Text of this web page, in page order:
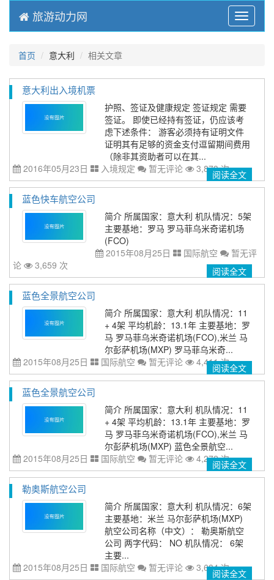
Menu
旅游动力网
首页 意大利 相关文章
意大利出入境机票
护照、签证及健康规定 签证规定 需要
签证。 即使已经持有签证，仍应该考
虑下述条件： 游客必须持有证明文件
证明其有足够的资金支付逗留期间费用
（除非其资助者可以在其...
2016年05月23日
入境规定 暂无评论 3,873 次阅读全文
蓝色快车航空公司
简介 所属国家：意大利 机队情况：5架
主要基地：罗马 罗马菲乌米奇诺机场
(FCO)
2015年08月25日
国际航空
暂无评
论
3,659 次 阅读全文
蓝色全景航空公司
简介 所属国家：意大利 机队情况：11
+ 4架 平均机龄：13.1年 主要基地：罗
马 罗马菲乌米奇诺机场(FCO),米兰 马
尔彭萨机场(MXP) 罗马菲乌米奇...
2015年08月25日
国际航空 暂无评论 4,411 次阅读全文
蓝色全景航空公司
简介 所属国家：意大利 机队情况：11
+ 4架 平均机龄：13.1年 主要基地：罗
马 罗马菲乌米奇诺机场(FCO),米兰 马
尔彭萨机场(MXP) 蓝色全景航空...
2015年08月25日
国际航空 暂无评论 4,272 次阅读全文
勒奥斯航空公司
简介 所属国家：意大利 机队情况：6架
主要基地：米兰 马尔彭萨机场(MXP)
航空公司名称（中文）： 勒奥斯航空
公司 两字代码： NO 机队情况： 6架
主要...
2015年08月25日
国际航空 暂无评论 3,684 次阅读全文